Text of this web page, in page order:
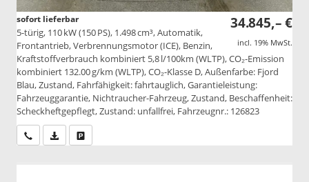
34.845,– €
incl. 19% MwSt.
sofort lieferbar
5-türig, 110 kW (150 PS), 1.498 cm³, Automatik,
Frontantrieb, Verbrennungsmotor (ICE), Benzin,
Kraftstoffverbrauch kombiniert 5,8 l/100km (WLTP), CO₂-Emission
kombiniert 132.00 g/km (WLTP), CO₂-Klasse D, Außenfarbe: Fjord
Blau, Zustand, Fahrfähigkeit: fahrtauglich, Garantieleistung:
Fahrzeuggarantie, Nichtraucher-Fahrzeug, Zustand, Beschaffenheit:
Scheckheftgepflegt, Zustand: unfallfrei, Fahrzeugnr.: 126823
Wir rufen Sie anPDF-Datei, Fahrzeugexposé drucken